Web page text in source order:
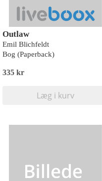
Outlaw
Emil Blichfeldt
Bog (Paperback)
335 kr
Læg i kurv